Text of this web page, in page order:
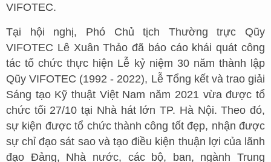
VIFOTEC.
Tại hội nghị, Phó Chủ tịch Thường trực Qũy
VIFOTEC Lê Xuân Thảo đã báo cáo khái quát công
tác tổ chức thực hiện Lễ kỷ niệm 30 năm thành lập
Qũy VIFOTEC (1992 - 2022), Lễ Tổng kết và trao giải
Sáng tạo Kỹ thuật Việt Nam năm 2021 vừa được tổ
chức tối 27/10 tại Nhà hát lớn TP. Hà Nội. Theo đó,
sự kiện được tổ chức thành công tốt đẹp, nhận được
sự chỉ đạo sát sao và tạo điều kiện thuận lợi của lãnh
đạo Đảng, Nhà nước, các bộ, ban, ngành Trung